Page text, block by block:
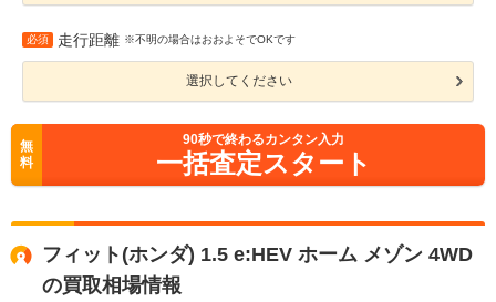
必須 走行距離 ※不明の場合はおおよそでOKです
選択してください
無
料
90秒で終わるカンタン入力
一括査定スタート
フィット(ホンダ) 1.5 e:HEV ホーム メゾン 4WD
の買取相場情報